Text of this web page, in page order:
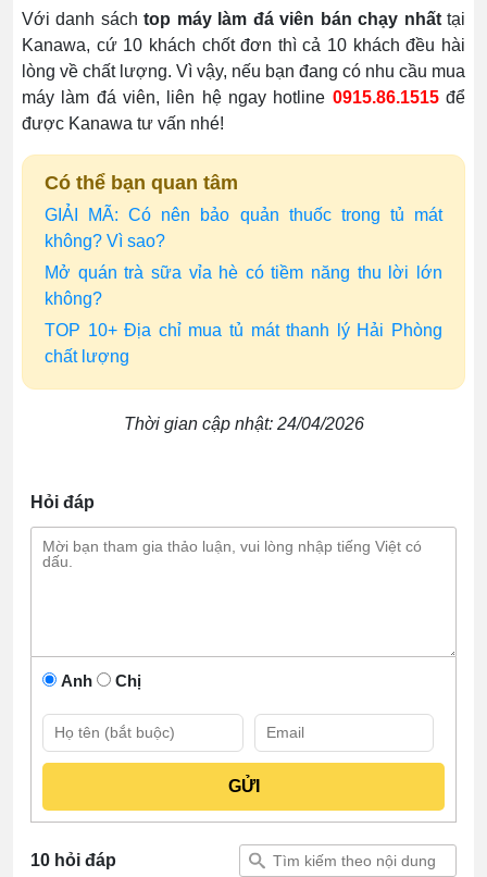
Với danh sách top máy làm đá viên bán chạy nhấttại
Kanawa, cứ 10 khách chốt đơn thì cả 10 khách đều hài
lòng về chất lượng. Vì vậy, nếu bạn đang có nhu cầu mua
máy làm đá viên, liên hệ ngay hotline 0915.86.1515để
được Kanawa tư vấn nhé!
Có thể bạn quan tâm
GIẢI MÃ: Có nên bảo quản thuốc trong tủ mát
không? Vì sao?
Mở quán trà sữa vỉa hè có tiềm năng thu lời lớn
không?
TOP 10+ Địa chỉ mua tủ mát thanh lý Hải Phòng
chất lượng
Thời gian cập nhật: 24/04/2026
Hỏi đáp
Anh Chị
10 hỏi đáp